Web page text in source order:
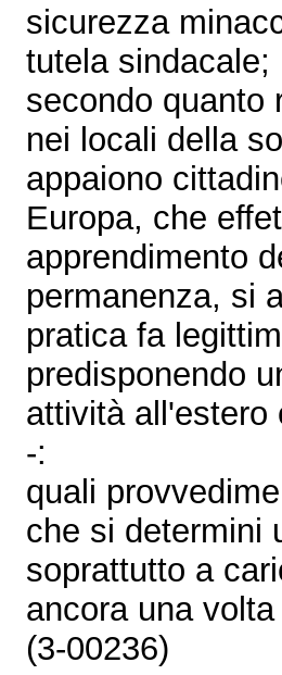
sicurezza
tutela sindacale;
secondo quanto
nei locali della
appaiono
Europa, che
apprendimento
permanenza, si
pratica fa
predisponendo
attività all'estero
-:
quali
che si determini
soprattutto a
ancora una
(3-00236)